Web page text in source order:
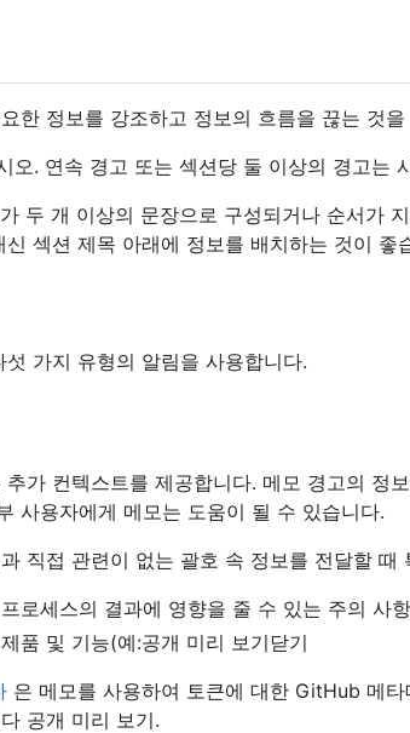
한 정보를 강조하고 정보의 흐름을 끊는 것
오. 연속 경고 또는 섹션당 둘 이상의 경고는
두 개 이상의 문장으로 구성되거나 순서가
섹션 제목 아래에 정보를 배치하는 것이 좋
가지 유형의 알림을 사용합니다.
가 컨텍스트를 제공합니다. 메모 경고의 정
사용자에게 메모는 도움이 될 수 있습니다.
직접 관련이 없는 괄호 속 정보를 전달할 때
로세스의 결과에 영향을 줄 수 있는 주의 사
품 및 기능(예:공개 미리 보기닫기
은 메모를 사용하여 토큰에 대한 GitHub 메
공개 미리 보기.